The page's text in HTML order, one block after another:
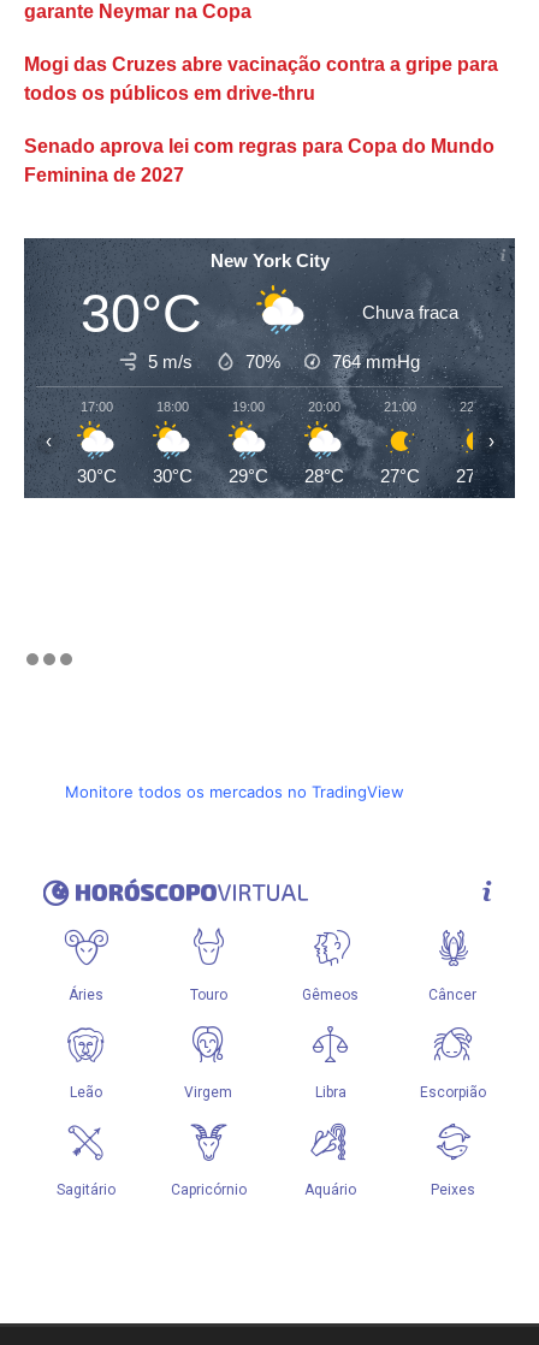
garante Neymar na Copa
Mogi das Cruzes abre vacinação contra a gripe para
todos os públicos em drive-thru
Senado aprova lei com regras para Copa do Mundo
Feminina de 2027
New York City
30°C Chuva fraca
5 m/s 70% 764mmHg
17:00
30°C
18:00
30°C
19:00
29°C
20:00
28°C
21:00
27°C
22:00
27°C
‹ ›
Monitore todos os mercados no TradingView